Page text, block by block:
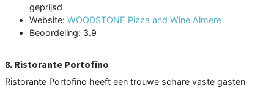
geprijsd
Website: WOODSTONE Pizza and Wine Almere
Beoordeling: 3.9
8. Ristorante Portofino
Ristorante Portofino heeft een trouwe schare vaste gasten